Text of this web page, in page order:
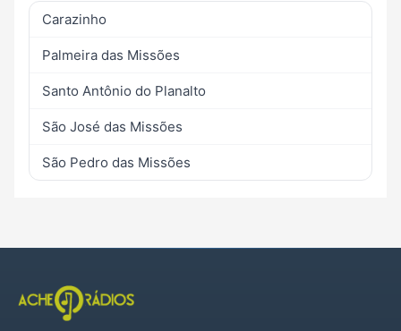
Carazinho
Palmeira das Missões
Santo Antônio do Planalto
São José das Missões
São Pedro das Missões